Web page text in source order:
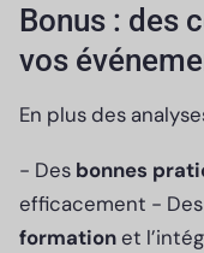
Bonus : des
vos
En plus des
- Des bonnes
efficacement - Des
formationet